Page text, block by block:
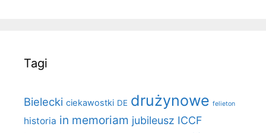
Tagi
Bielecki ciekawostki DE drużynowe felieton
historia in memoriam jubileusz ICCF